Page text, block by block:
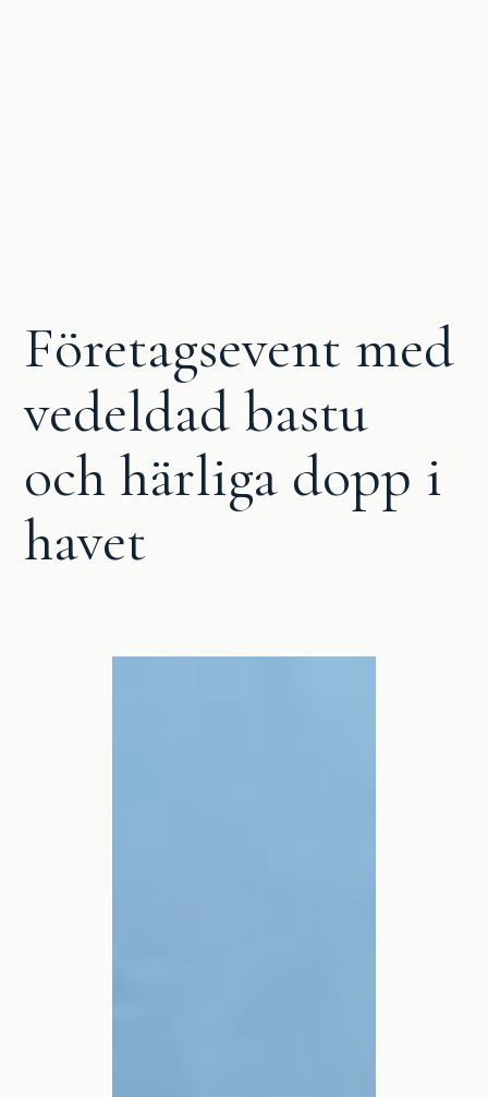
Företagsevent med
vedeldad bastu
och härliga dopp i
havet